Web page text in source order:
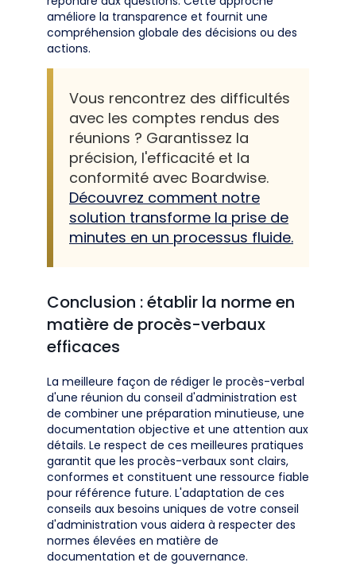
améliore la transparence et fournit une
compréhension globale des décisions ou des
actions.
Vous rencontrez des difficultés
avec les comptes rendus des
réunions ? Garantissez la
précision, l'efficacité et la
conformité avec Boardwise.
Découvrez comment notre
solution transforme la prise de
minutes en un processus fluide.
Conclusion : établir la norme en
matière de procès-verbaux
efficaces
La meilleure façon de rédiger le procès-verbal
d'une réunion du conseil d'administration est
de combiner une préparation minutieuse, une
documentation objective et une attention aux
détails. Le respect de ces meilleures pratiques
garantit que les procès-verbaux sont clairs,
conformes et constituent une ressource fiable
pour référence future. L'adaptation de ces
conseils aux besoins uniques de votre conseil
d'administration vous aidera à respecter des
normes élevées en matière de
documentation et de gouvernance.